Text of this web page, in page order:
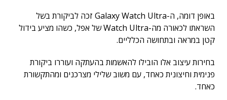
באופן דומה, ה-Galaxy Watch Ultra זכה לביקורת בשל
השראתו לכאורה מה-Watch Ultra של אפל, כשהו מציע בידול
קטן במראה ובתחושה הכלליים.
בחירות עיצוב אלו הובילו להאשמות בהעתקה ועוררו ביקורת
פנימית וחיצונית כאחד, עם משוב שלילי מצרכנים ומהתקשורת
כאחד.